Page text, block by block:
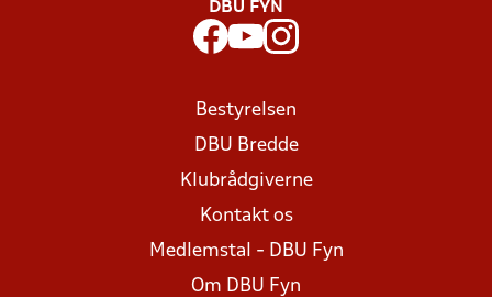
DBU FYN
Bestyrelsen
DBU Bredde
Klubrådgiverne
Kontakt os
Medlemstal - DBU Fyn
Om DBU Fyn